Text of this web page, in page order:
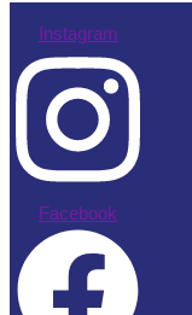
Instagram
Facebook